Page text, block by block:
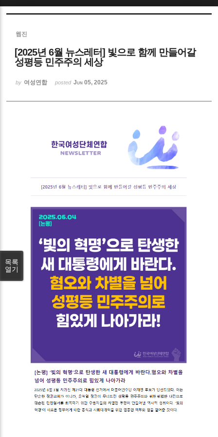
웹진
[2025년 6월 뉴스레터] 빛으로 함께 만들어갈
성평등 민주주의 세상
by 여성연합 posted Jun 05, 2025
목록
열기
Sketchbook5, 스케치북5
Sketchbook5, 스케치북5